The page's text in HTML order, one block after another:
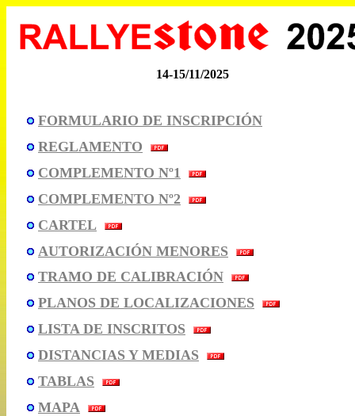
14-15/11/2025
FORMULARIO DE INSCRIPCIÓN
REGLAMENTO
COMPLEMENTO Nº1
COMPLEMENTO Nº2
CARTEL
AUTORIZACIÓN MENORES
TRAMO DE CALIBRACIÓN
PLANOS DE LOCALIZACIONES
LISTA DE INSCRITOS
DISTANCIAS Y MEDIAS
TABLAS
MAPA